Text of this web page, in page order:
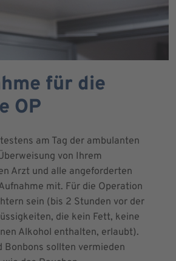
für die
OP
am Tag der ambulanten
von Ihrem
Arzt und alle angeforderten
mit. Für die Operation
sein (bis 2 Stunden vor der
die kein Fett, keine
Alkohol enthalten, erlaubt).
Bonbons sollten vermieden